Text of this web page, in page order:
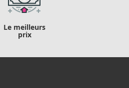
Le meilleurs
prix